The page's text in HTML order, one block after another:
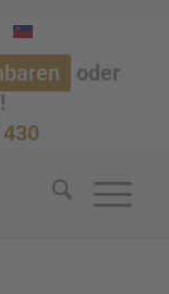
oder